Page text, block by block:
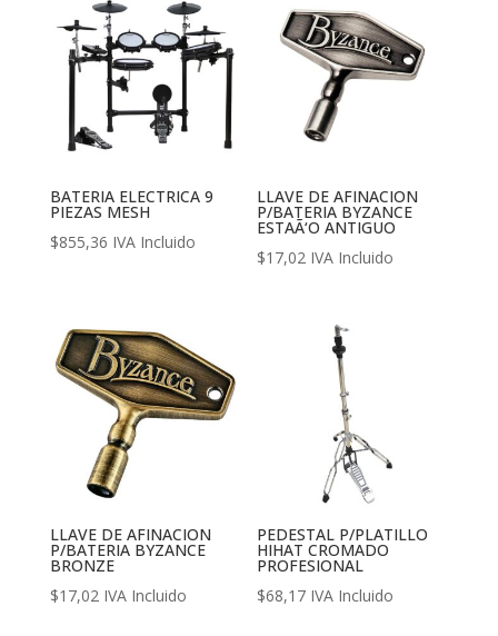
BATERIA ELECTRICA 9
PIEZAS MESH
$855,36 IVA Incluido
LLAVE DE AFINACION
P/BATERIA BYZANCE
ESTAÃ‘O ANTIGUO
$17,02 IVA Incluido
LLAVE DE AFINACION
P/BATERIA BYZANCE
BRONZE
$17,02 IVA Incluido
PEDESTAL P/PLATILLO
HIHAT CROMADO
PROFESIONAL
$68,17 IVA Incluido